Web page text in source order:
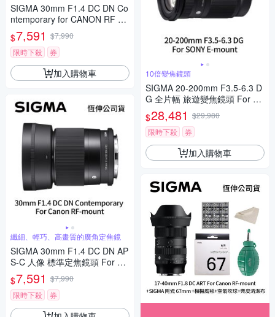
SIGMA 30mm F1.4 DC DN Co
ntemporary for CANON RF 接
環 (公司貨) 標準大光圈定焦鏡
人像鏡 APS-C 無反微單眼專用
鏡頭
$7,591 $7,990
限時下殺
券
加入購物車
纖細、輕巧、高畫質的廣角定焦鏡
SIGMA 30mm F1.4 DC DN AP
S-C 人像 標準定焦鏡頭 For Ca
non RF-mount (公司貨)
$7,591 $7,990
限時下殺
券
10倍變焦鏡頭
SIGMA 20-200mm F3.5-6.3 D
G 全片幅 旅遊變焦鏡頭 For S
ONY E-mount (公司貨)
$28,481 $29,980
限時下殺
券
加入購物車